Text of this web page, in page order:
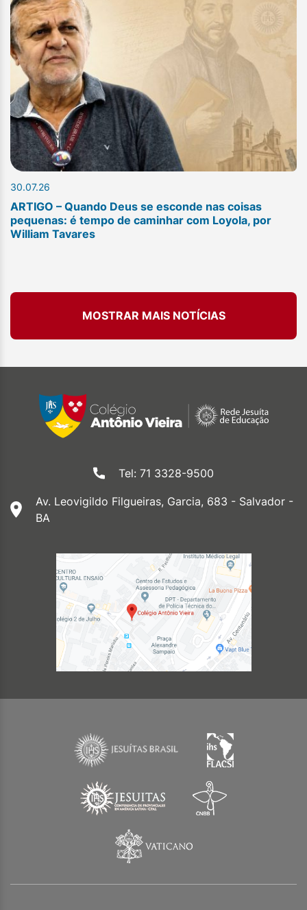
30.07.26
ARTIGO – Quando Deus se esconde nas coisas
pequenas: é tempo de caminhar com Loyola, por
William Tavares
MOSTRAR MAIS NOTÍCIAS
Tel: 71 3328-9500
Av. Leovigildo Filgueiras, Garcia, 683 - Salvador -
BA